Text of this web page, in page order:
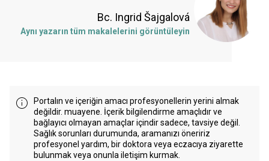
Bc. Ingrid Šajgalová
Aynı yazarın tüm makalelerini görüntüleyin
Portalın ve içeriğin amacı profesyonellerin yerini almak
değildir. muayene. İçerik bilgilendirme amaçlıdır ve
bağlayıcı olmayan amaçlar içindir sadece, tavsiye değil.
Sağlık sorunları durumunda, aramanızı öneririz
profesyonel yardım, bir doktora veya eczacıya ziyarette
bulunmak veya onunla iletişim kurmak.